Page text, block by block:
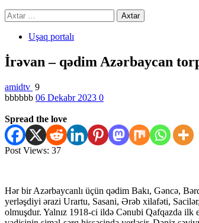
Axtarış:
Uşaq portalı
İrəvan – qədim Azərbaycan
amidtv 9
bbbbbb 06 Dekabr 2023 0
Spread the love
Post Views: 37
Hər bir Azərbaycanlı üçün qədim Bakı, Gəncə,
yerləşdiyi ərazi Urartu, Sasani, Ərəb xilafəti,
olmuşdur. Yalnız 1918-ci ildə Cənubi Qafqazda ilk